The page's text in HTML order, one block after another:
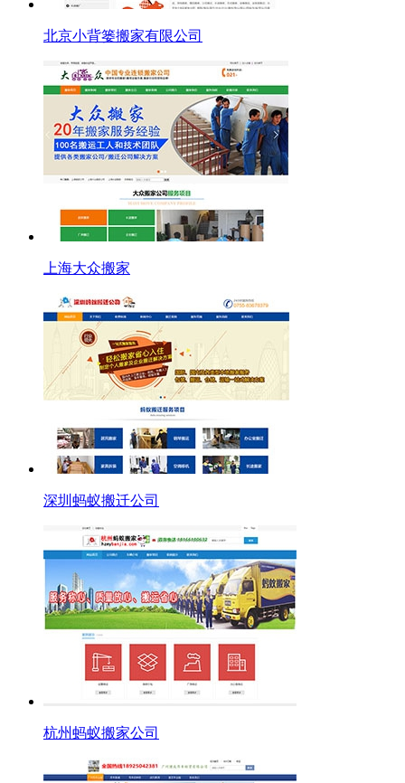
北京小背篓搬家有限公司
上海大众搬家
深圳蚂蚁搬迁公司
杭州蚂蚁搬家公司